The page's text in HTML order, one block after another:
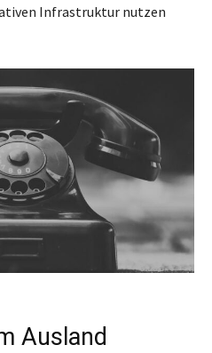
Infrastruktur nutzen
Ausland